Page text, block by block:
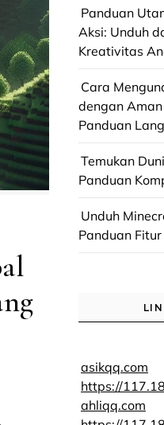
Panduan
Aksi: Unduh
Kreativitas
Cara
dengan
Panduan
Temukan
Panduan
Unduh
Panduan
asikqq.com
https://
ahliqq.com